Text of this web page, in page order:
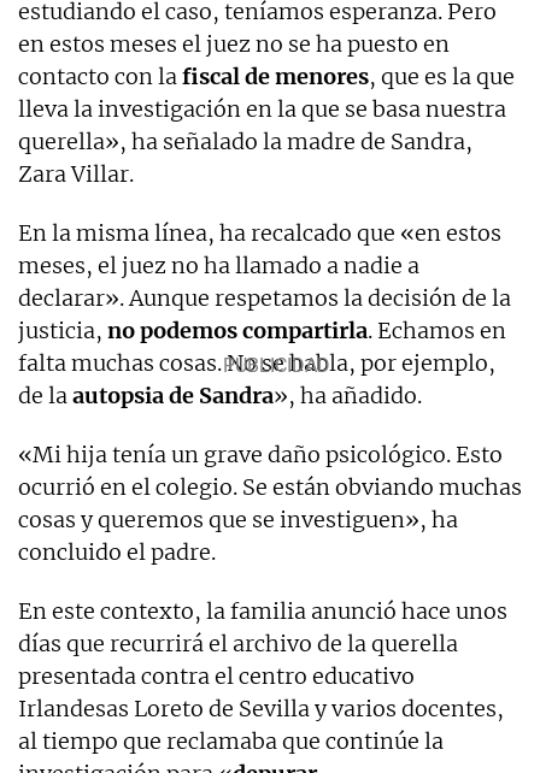
estudiando el caso, teníamos esperanza. Pero
en estos meses el juez no se ha puesto en
contacto con lafiscal de menores, que es la que
lleva la investigación en la que se basa nuestra
querella», ha señalado la madre de Sandra,
Zara Villar.
En la misma línea, ha recalcado que «en estos
meses, el juez no ha llamado a nadie a
declarar». Aunque respetamos la decisión de la
justicia, no podemos compartirla. Echamos en
falta muchas cosas. No se habla, por ejemplo,
de laautopsia de Sandra», ha añadido.
«Mi hija tenía un grave daño psicológico. Esto
ocurrió en el colegio. Se están obviando muchas
cosas y queremos que se investiguen», ha
concluido el padre.
En este contexto, la familia anunció hace unos
días que recurrirá el archivo de la querella
presentada contra el centro educativo
Irlandesas Loreto de Sevilla y varios docentes,
al tiempo que reclamaba que continúe la